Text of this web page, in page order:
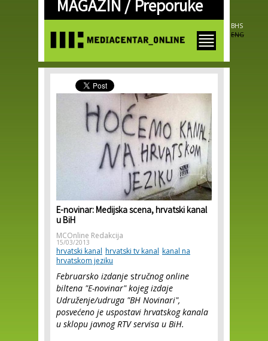
Skip to
main
MAGAZIN /Preporuke
BHS
ENG
E-novinar: Medijska scena, hrvatski kanal
u BiH
MCOnline Redakcija
15/03/2013
hrvatski kanal hrvatski tv kanal kanal na
hrvatskom jeziku
Februarsko izdanje stručnog online
biltena "E-novinar" kojeg izdaje
Udruženje/udruga "BH Novinari",
posvećeno je uspostavi hrvatskog kanala
u sklopu javnog RTV servisa u BiH.